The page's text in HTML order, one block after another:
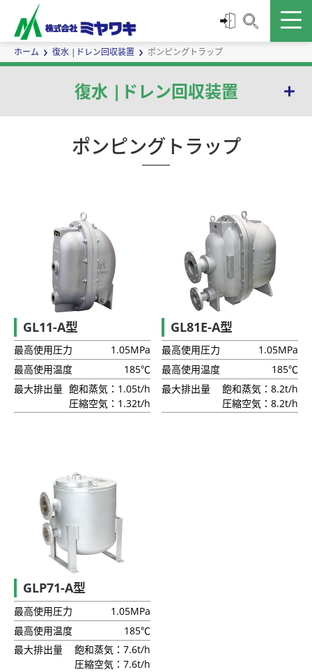
ホーム 復水 |ドレン回収装置 ポンピングトラップ
復水 |ドレン回収装置
ポンピングトラップ
ポンピングトラップ
GL11-A型
最高使用圧力
1.05MPa
最高使用温度
185℃
最大排出量 飽和蒸気：1.05t/h
圧縮空気：1.32t/h
GL81E-A型
最高使用圧力
1.05MPa
最高使用温度
185℃
最大排出量
飽和蒸気：8.2t/h
圧縮空気：8.2t/h
GLP71-A型
最高使用圧力
1.05MPa
最高使用温度
185℃
最大排出量
飽和蒸気：7.6t/h
圧縮空気：7.6t/h